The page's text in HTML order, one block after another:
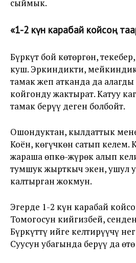
сыймык.
«1-2 күн карабай койсоң
Бүркүт бой көтөргөн,
куш. Эркиндикти,
тамак жеп атканда да
койгонду жактырат. Катуу
тамак берүү деген болбойт.
Ошондуктан, кылдаттык
Коён, көгүчкөн сатып келем.
жараша өпкө-жүрөк алып
тумшук жырткыч экен, ушул
калтырган жокмун.
Эгерде 1-2 күн карабай
Томогосун кийгизбей,
Бүркүттү ийге келтирүүчү
Суусун убагында берүү да